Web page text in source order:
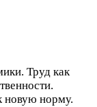
Труд как
новую норму.